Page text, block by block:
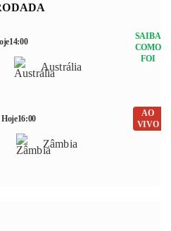
14:00
Austrália
SAIBA
COMO
FOI
Hoje16:00
Zâmbia
AO
VIVO